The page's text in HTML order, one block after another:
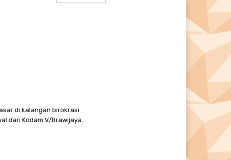
di kalangan birokrasi.
dari Kodam V/Brawijaya.